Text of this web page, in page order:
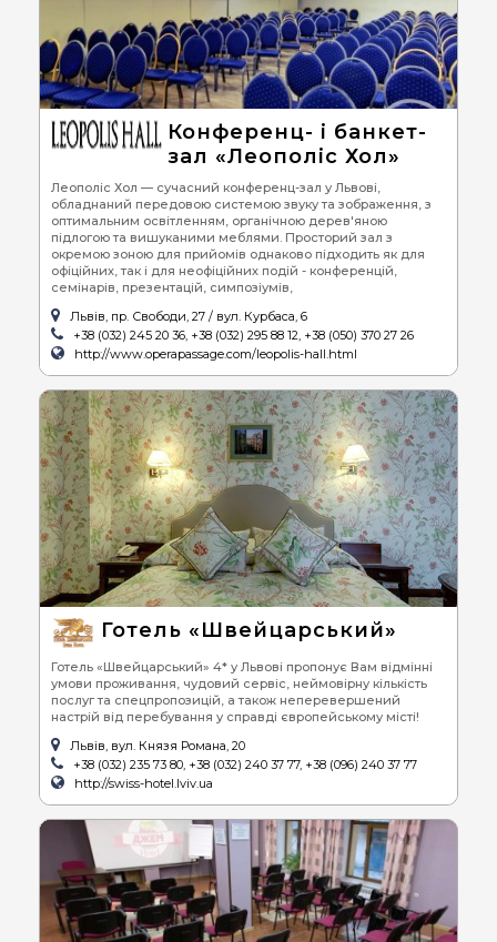
Конференц- і банкет-
зал «Леополіс Хол»
Леополіс Хол — сучасний конференц-зал у Львові,
обладнаний передовою системою звуку та зображення, з
оптимальним освітленням, органічною дерев'яною
підлогою та вишуканими меблями. Просторий зал з
окремою зоною для прийомів однаково підходить як для
офіційних, так і для неофіційних подій - конференцій,
семінарів, презентацій, симпозіумів,
Львів, пр. Свободи, 27 / вул. Курбаса, 6
+38 (032) 245 20 36, +38 (032) 295 88 12, +38 (050) 370 27 26
http://www.operapassage.com/leopolis-hall.html
Готель «Швейцарський»
Готель «Швейцарський» 4* у Львові пропонує Вам відмінні
умови проживання, чудовий сервіс, неймовірну кількість
послуг та спецпропозицій, а також неперевершений
настрій від перебування у справді європейському місті!
Львів, вул. Князя Романа, 20
+38 (032) 235 73 80, +38 (032) 240 37 77, +38 (096) 240 37 77
http://swiss-hotel.lviv.ua